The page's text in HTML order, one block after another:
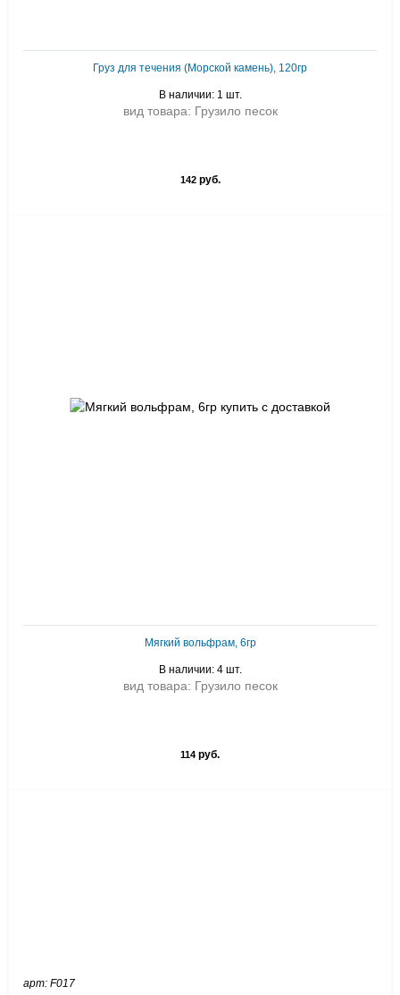
Груз для течения (Морской камень), 120гр
В наличии: 1 шт.
вид товара: Грузило песок
142руб.
Мягкий вольфрам, 6гр
В наличии: 4 шт.
вид товара: Грузило песок
114 руб.
арт: F017